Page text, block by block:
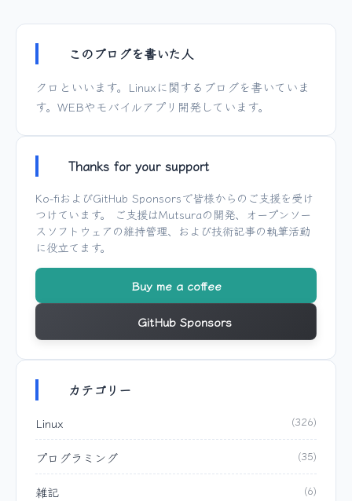
このブログを書いた人
クロといいます。Linuxに関するブログを書いていま
す。WEBやモバイルアプリ開発しています。
Thanks for your support
Ko-fiおよびGitHub Sponsorsで皆様からのご支援を受け
つけています。 ご支援はMutsuraの開発、オープンソー
スソフトウェアの維持管理、および技術記事の執筆活動
に役立てます。
Buy me a coffee
GitHub Sponsors
カテゴリー
Linux (326)
プログラミング (35)
雑記 (6)